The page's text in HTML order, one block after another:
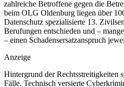
zahlreiche Betroffene gegen die
beim OLG Oldenburg liegen über
Datenschutz spezialisierte 13.
Berufungen entschieden und –
– einen Schadensersatzanspruch
Anzeige
Hintergrund der Rechtsstreitigkeiten
Fälle. Technisch versierte